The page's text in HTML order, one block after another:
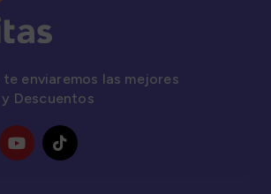
enviaremos las mejores
Descuentos